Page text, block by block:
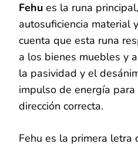
Fehu es la runa
autosuficiencia material
cuenta que esta runa
a los bienes muebles y
la pasividad y el
impulso de energía para
dirección correcta.
Fehu es la primera letra